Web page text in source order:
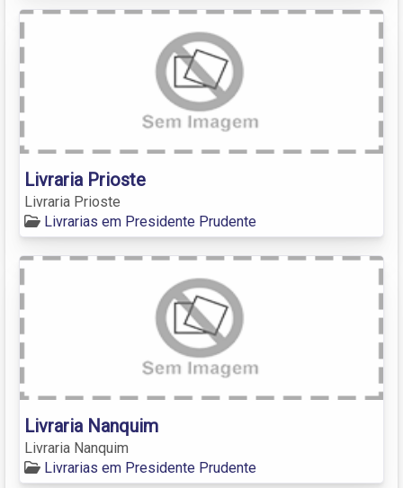
Livraria Prioste
Livraria Prioste
Livrarias em Presidente Prudente
Livraria Nanquim
Livraria Nanquim
Livrarias em Presidente Prudente